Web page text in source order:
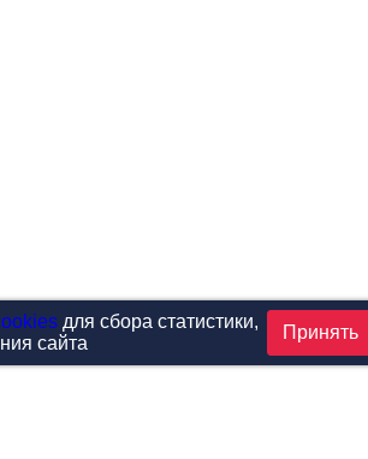
для сбора статистики,
сайта
Принять